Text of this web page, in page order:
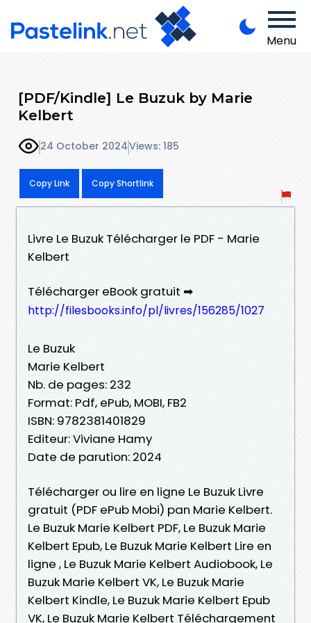
Menu
[PDF/Kindle] Le Buzuk by Marie
Kelbert
24 October 2024Views: 185
Copy Link Copy Shortlink
Livre Le Buzuk Télécharger le PDF - Marie
Kelbert
Télécharger eBook gratuit ➡
http://filesbooks.info/pl/livres/156285/1027
Le Buzuk
Marie Kelbert
Nb. de pages: 232
Format: Pdf, ePub, MOBI, FB2
ISBN: 9782381401829
Editeur: Viviane Hamy
Date de parution: 2024
Télécharger ou lire en ligne Le Buzuk Livre
gratuit (PDF ePub Mobi) pan Marie Kelbert.
Le Buzuk Marie Kelbert PDF, Le Buzuk Marie
Kelbert Epub, Le Buzuk Marie Kelbert Lire en
ligne , Le Buzuk Marie Kelbert Audiobook, Le
Buzuk Marie Kelbert VK, Le Buzuk Marie
Kelbert Kindle, Le Buzuk Marie Kelbert Epub
VK, Le Buzuk Marie Kelbert Téléchargement